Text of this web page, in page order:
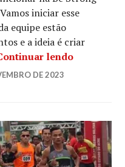
iniciar esse
equipe estão
e a ideia é criar
lendo
DE 2023